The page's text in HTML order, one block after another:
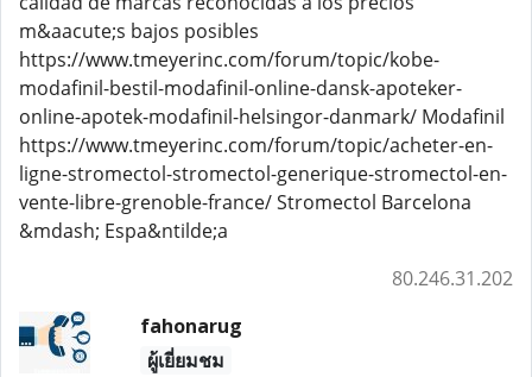
m&aacute;s bajos posibles
https://www.tmeyerinc.com/forum/topic/kobe-
modafinil-bestil-modafinil-online-dansk-apoteker-
online-apotek-modafinil-helsingor-danmark/ Modafinil
https://www.tmeyerinc.com/forum/topic/acheter-en-
ligne-stromectol-stromectol-generique-stromectol-en-
vente-libre-grenoble-france/ Stromectol Barcelona
&mdash; Espa&ntilde;a
80.246.31.202
fahonarug
ผู้เยี่ยมชม